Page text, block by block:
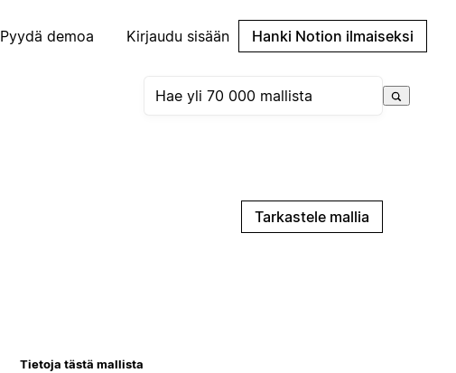
Pyydä demoa Kirjaudu sisään Hanki Notion ilmaiseksi
Tarkastele mallia
Tietoja tästä mallista